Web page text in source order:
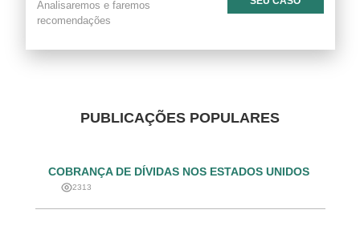
PUBLICAÇÕES POPULARES
COBRANÇA DE DÍVIDAS NOS ESTADOS UNIDOS
2313
Analisaremos e faremos
recomendações